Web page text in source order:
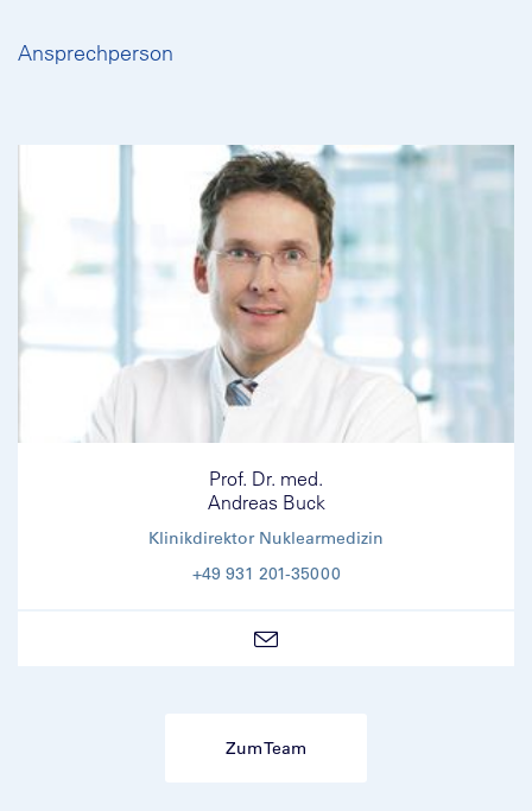
Ansprechperson
Prof. Dr. med.
Andreas Buck
Klinikdirektor Nuklearmedizin
+49 931 201-35000
Zum Team